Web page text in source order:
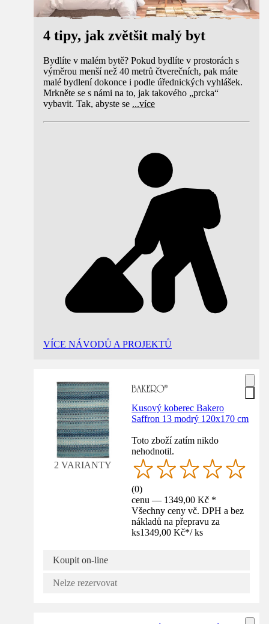
4 tipy, jak zvětšit malý byt
Bydlíte v malém bytě? Pokud bydlíte v prostorách s
výměrou menší než 40 metrů čtverečních, pak máte
malé bydlení dokonce i podle úřednických vyhlášek.
Mrkněte se s námi na to, jak takového „prcka“
vybavit. Tak, abyste se ...více
VÍCE NÁVODŮ A PROJEKTŮ
2 VARIANTY
Kusový koberec Bakero
Saffron 13 modrý 120x170 cm
Toto zboží zatím nikdo
nehodnotil.
(0)
cenu — 1349,00 Kč *
Všechny ceny vč. DPH a bez
nákladů na přepravu za
ks1349,00 Kč*/ ks
Koupit on-line
Nelze rezervovat